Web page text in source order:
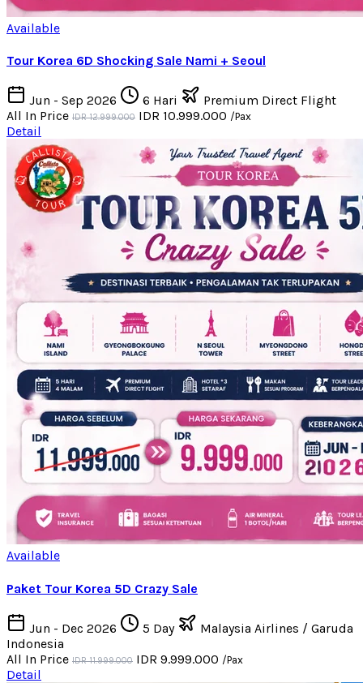
Available
Tour Korea 6D Shocking Sale Nami + Seoul
Jun - Sep 2026 6 Hari
Premium Direct Flight
All In Price IDR 12.999.000 IDR 10.999.000 /Pax
Detail
Available
Paket Tour Korea 5D Crazy Sale
Jun - Dec 2026 5 Day
Malaysia Airlines / Garuda
Indonesia
All In Price IDR 11.999.000 IDR 9.999.000 /Pax
Detail